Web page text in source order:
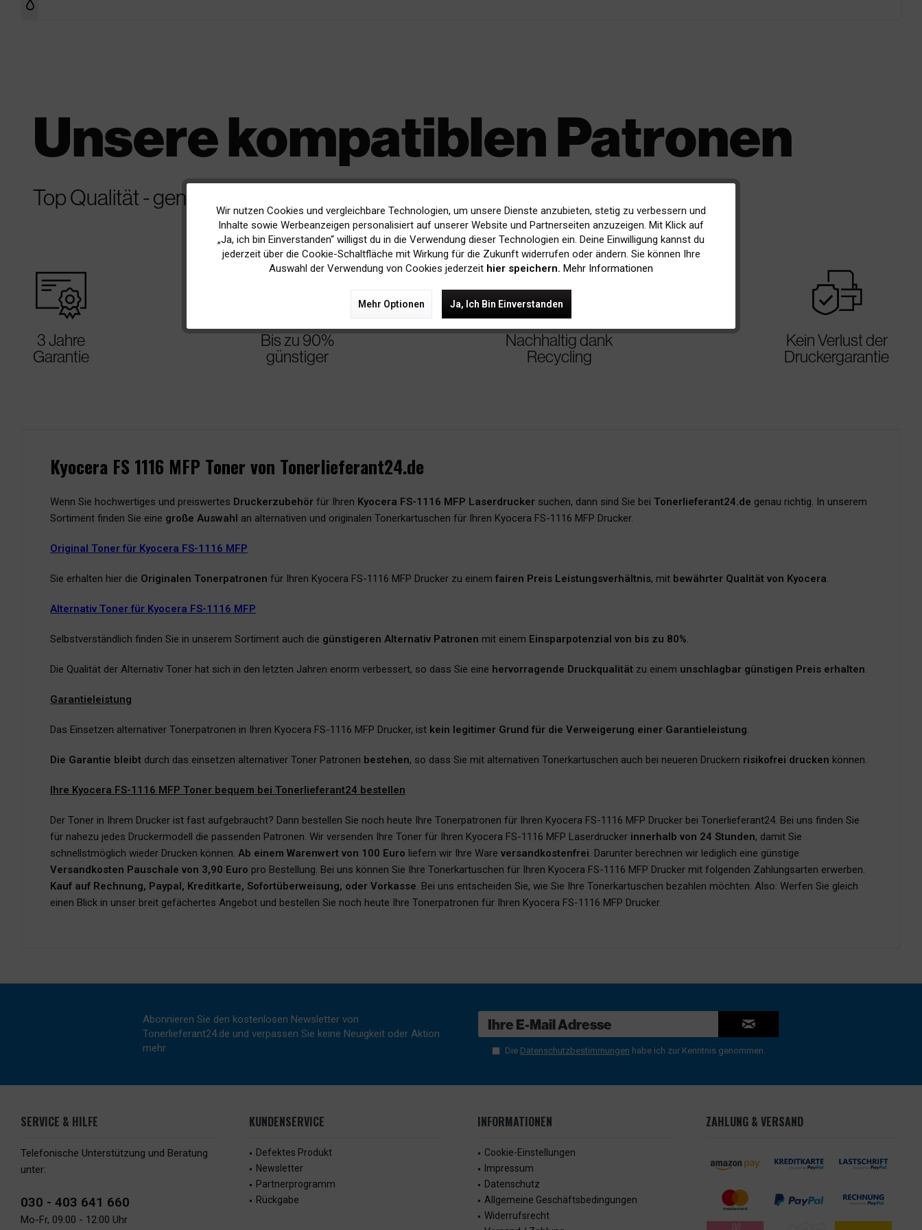
Unsere kompatiblen Patronen
Top Qualität - genial günstig
warranty_certificate
3 Jahre
Garantie
Bis zu 90%
günstiger
sustainable
Nachhaltig dank
Recycling
warranty
Kein Verlust der
Druckergarantie
Kyocera FS 1116 MFP Toner von Tonerlieferant24.de
Wenn Sie hochwertiges und preiswertes Druckerzubehör für Ihren Kyocera FS-1116 MFP Laserdrucker suchen, dann sind Sie bei Tonerlieferant24.de genau richtig. In unserem
Sortiment finden Sie eine große Auswahl an alternativen und originalen Tonerkartuschen für Ihren Kyocera FS-1116 MFP Drucker.
Original Toner für Kyocera FS-1116 MFP
Sie erhalten hier die Originalen Tonerpatronen für Ihren Kyocera FS-1116 MFP Drucker zu einem fairen Preis Leistungsverhältnis, mit bewährter Qualität von Kyocera.
Alternativ Toner für Kyocera FS-1116 MFP
Selbstverständlich finden Sie in unserem Sortiment auch die günstigeren Alternativ Patronen mit einem Einsparpotenzial von bis zu 80%.
Die Qualität der Alternativ Toner hat sich in den letzten Jahren enorm verbessert, so dass Sie eine hervorragende Druckqualität zu einem unschlagbar günstigen Preis erhalten.
Garantieleistung
Das Einsetzen alternativer Tonerpatronen in Ihren Kyocera FS-1116 MFP Drucker, ist kein legitimer Grund für die Verweigerung einer Garantieleistung.
Die Garantie bleibt durch das einsetzen alternativer Toner Patronen bestehen, so dass Sie mit alternativen Tonerkartuschen auch bei neueren Druckern risikofrei drucken können.
Ihre Kyocera FS-1116 MFP Toner bequem bei Tonerlieferant24 bestellen
Der Toner in Ihrem Drucker ist fast aufgebraucht? Dann bestellen Sie noch heute Ihre Tonerpatronen für Ihren Kyocera FS-1116 MFP Drucker bei Tonerlieferant24. Bei uns finden Sie
für nahezu jedes Druckermodell die passenden Patronen. Wir versenden Ihre Toner für Ihren Kyocera FS-1116 MFP Laserdrucker innerhalb von 24 Stunden, damit Sie
schnellstmöglich wieder Drucken können. Ab einem Warenwert von 100 Euro liefern wir Ihre Ware versandkostenfrei. Darunter berechnen wir lediglich eine günstige
Versandkosten Pauschale von 3,90 Euro pro Bestellung. Bei uns können Sie Ihre Tonerkartuschen für Ihren Kyocera FS-1116 MFP Drucker mit folgenden Zahlungsarten erwerben.
Kauf auf Rechnung, Paypal, Kreditkarte, Sofortüberweisung, oder Vorkasse. Bei uns entscheiden Sie, wie Sie Ihre Tonerkartuschen bezahlen möchten. Also: Werfen Sie gleich
einen Blick in unser breit gefächertes Angebot und bestellen Sie noch heute Ihre Tonerpatronen für Ihren Kyocera FS-1116 MFP Drucker.
Abonnieren Sie den kostenlosen Newsletter von
Tonerlieferant24.de und verpassen Sie keine Neuigkeit oder Aktion
mehr.
Die Datenschutzbestimmungen habe ich zur Kenntnis genommen.
SERVICE & HILFE
Telefonische Unterstützung und Beratung
unter:
030 - 403 641 660
Mo-Fr, 09:00 - 12:00 Uhr
KUNDENSERVICE
Defektes Produkt
Newsletter
Partnerprogramm
Rückgabe
INFORMATIONEN
Cookie-Einstellungen
Impressum
Datenschutz
Allgemeine Geschäftsbedingungen
Widerrufsrecht
ZAHLUNG & VERSAND
Funktionale Aktiv
Marketing Inaktiv
Wir nutzen Cookies und vergleichbare Technologien, um unsere Dienste anzubieten, stetig zu verbessern und
Inhalte sowie Werbeanzeigen personalisiert auf unserer Website und Partnerseiten anzuzeigen. Mit Klick auf
„Ja, ich bin Einverstanden“ willigst du in die Verwendung dieser Technologien ein. Deine Einwilligung kannst du
jederzeit über die Cookie-Schaltfläche mit Wirkung für die Zukunft widerrufen oder ändern. Sie können Ihre
Auswahl der Verwendung von Cookies jederzeit hier speichern. Mehr Informationen
Mehr Optionen Ja, Ich Bin Einverstanden